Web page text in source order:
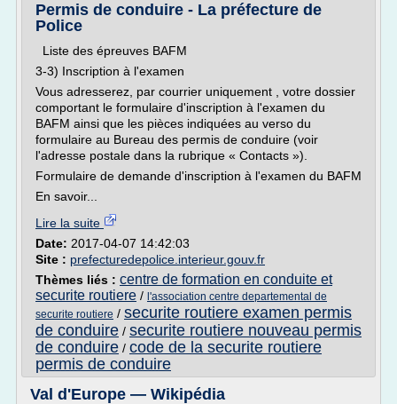
Permis de conduire - La préfecture de
Police
Liste des épreuves BAFM
3-3) Inscription à l'examen
Vous adresserez, par courrier uniquement , votre dossier
comportant le formulaire d'inscription à l'examen du
BAFM ainsi que les pièces indiquées au verso du
formulaire au Bureau des permis de conduire (voir
l'adresse postale dans la rubrique « Contacts »).
Formulaire de demande d'inscription à l'examen du BAFM
En savoir...
Lire la suite
Date: 2017-04-07 14:42:03
Site : prefecturedepolice.interieur.gouv.fr
Thèmes liés : centre de formation en conduite et
securite routiere / l'association centre departemental de
securite routiere / securite routiere examen permis
de conduire / securite routiere nouveau permis
de conduire / code de la securite routiere
permis de conduire
Val d'Europe — Wikipédia